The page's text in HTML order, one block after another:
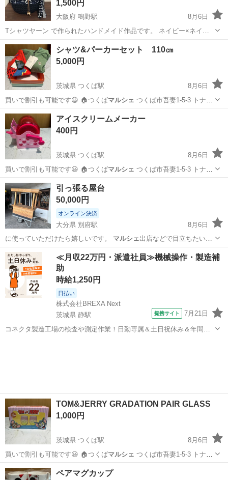
1,500円
大阪府 鴫野駅
8月6日
Tシャツヤーン で作られたハンドメイド作品です。 ネイビー×ネイビ
ー系ボーダー柄で編まれています。 スパゲッティストラップ、ズパゲ
ッティミニポーチもおつけします。 長財布、ポーチ等入るサイズにな
ります！ しっかりした作りで...
大阪 大阪市 ズパゲッティ
シャツ&パーカーセット 110㎝
5,000円
茨城県 つくば駅
8月6日
買いで割引も可能です😃 🏠つくばマルシェ
エ…
茨城 つくば市 つくば駅
アイスクリームメーカー
400円
茨城県 つくば駅
8月6日
買いで割引も可能です😃 🏠つくばマルシェ
エ…
茨城 つくば市 つくば駅
引っ張る屋台
50,000円
オンライン決済
大分県 別府駅
8月6日
に使っていただけたら嬉しいです。 マルシェ出店などで目立ちたい方
にはピッタリ！…
大分 別府市 別府駅 その他 屋台
≪月収22万円・派遣社員≫機械操作・製造補
助
時給1,250円
日払い
株式会社BREXA Next
茨城県 静駅
提携サイト 7月21日
コネクタ製造工場の検査や測定作業！日勤専属＆土日祝休み＆年間休
TOM&JERRY GRADATION PAIR GLASS
1,000円
茨城県 つくば駅
8月6日
買いで割引も可能です😃 🏠つくばマルシェ
エ…
茨城 つくば市 つくば駅
ペアマグカップ